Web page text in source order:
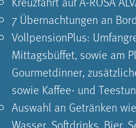
7 Übernachtungen an Bord
VollpensionPlus:
Mittagsbüffet, sowie am
Gourmetdinner,
sowie Kaffee- und
Auswahl an Getränken